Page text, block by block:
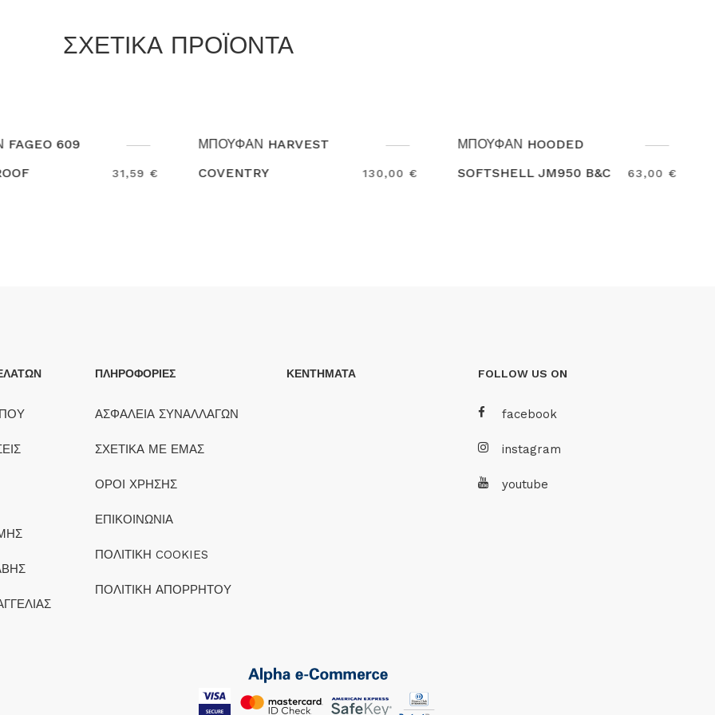
ΣΧΕΤΙΚΑ ΠΡΟΪΟΝΤΑ
HARVEST
130,00 €
ΜΠΟΥΦΑΝ HOODED
SOFTSHELL JM950 B&C
63,00 €
ΜΠΟΥΦΑΝ MAC ONE
MAVERICK
69,00 €
ΠΛΗΡΟΦΟΡΙΕΣ
ΑΣΦΑΛΕΙΑ ΣΥΝΑΛΛΑΓΩΝ
ΣΧΕΤΙΚΑ ΜΕ ΕΜΑΣ
ΟΡΟΙ ΧΡΗΣΗΣ
ΕΠΙΚΟΙΝΩΝΙΑ
ΠΟΛΙΤΙΚΗ COOKIES
ΠΟΛΙΤΙΚΗ ΑΠΟΡΡΗΤΟΥ
ΚΕΝΤΗΜΑΤΑ FOLLOW US ON
facebook
instagram
youtube